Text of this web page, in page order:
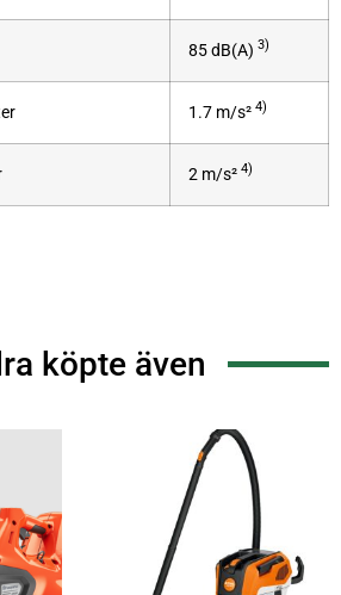
85 dB(A) 3)
1.7 m/s² 4)
2 m/s² 4)
köpte även